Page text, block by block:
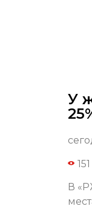
У
151
В